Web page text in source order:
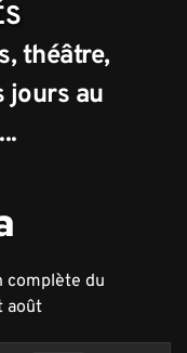
théâtre,
jours au
complète du
août